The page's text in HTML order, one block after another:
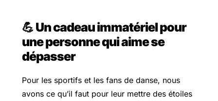
💪 Un cadeau immatériel pour
une personne qui aime se
dépasser
Pour les sportifs et les fans de danse, nous
avons ce qu’il faut pour leur mettre des étoiles